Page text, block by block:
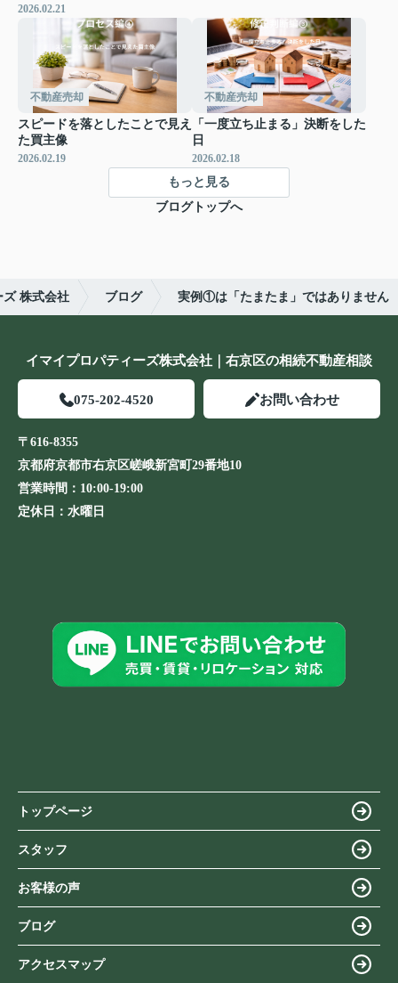
2026.02.21
不動産売却
スピードを落としたことで見え
た買主像
2026.02.19
不動産売却
「一度立ち止まる」決断をした
日
2026.02.18
もっと見る
ブログトップへ
ズ 株式会社 ブログ 実例①は「たまたま」ではありません
イマイプロパティーズ株式会社｜右京区の相続不動産相談
075-202-4520 お問い合わせ
〒616-8355
京都府京都市右京区嵯峨新宮町29番地10
営業時間： 10:00-19:00
定休日： 水曜日
トップページ
スタッフ
お客様の声
ブログ
アクセスマップ